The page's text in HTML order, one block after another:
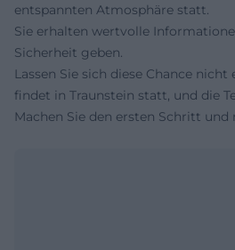
entspannten Atmosphäre statt.
Sie erhalten wertvolle
Sicherheit geben.
Lassen Sie sich diese Chance
findet in Traunstein statt, und die
Machen Sie den ersten Schritt und